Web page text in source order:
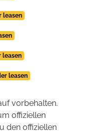
leasen
leasen
leasen
vorbehalten.
offiziellen
den offiziellen